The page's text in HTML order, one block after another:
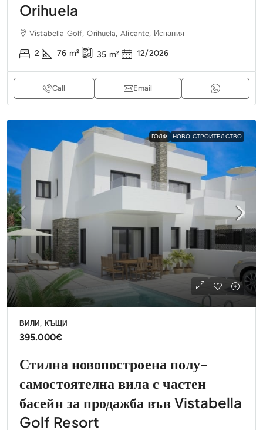
Orihuela
Vistabella Golf, Orihuela, Alicante, Испания
2 76 m² 35 m² 12/2026
Call Email
ГОЛФ НОВО СТРОИТЕЛСТВО
ВИЛИ, КЪЩИ
395.000€
Стилна новопостроена полу-
самостоятелна вила с частен
басейн за продажба във Vistabella
Golf Resort